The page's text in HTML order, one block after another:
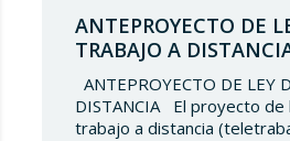
ANTEPROYECTO DE
TRABAJO A
ANTEPROYECTO DE LEY
DISTANCIA El proyecto de
trabajo a distancia